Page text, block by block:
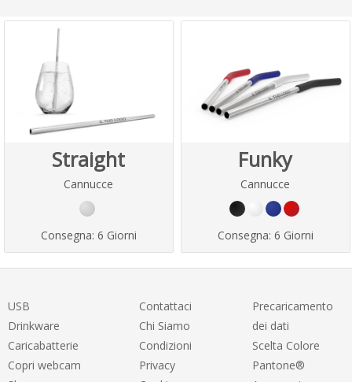
Straight
Cannucce
Consegna: 6 Giorni
Funky
Cannucce
Consegna: 6 Giorni
USB
Drinkware
Caricabatterie
Copri webcam
Contattaci
Chi Siamo
Condizioni
Privacy
Precaricamento
dei dati
Scelta Colore
Pantone®